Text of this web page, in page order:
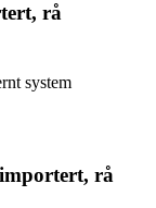
rå
system
rå